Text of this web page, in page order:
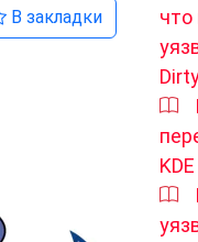
В закладки
что